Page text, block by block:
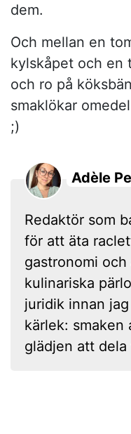
dem.
Och mellan en
kylskåpet och en
och ro på
smaklökar
;)
Adèle
Redaktör som
för att äta
gastronomi
kulinariska
juridik innan
kärlek: smaken
glädjen att